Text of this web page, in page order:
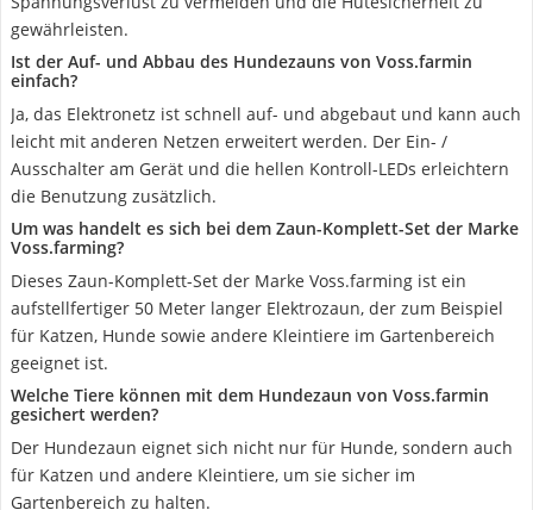
gewährleisten.
Ist der Auf- und Abbau des Hundezauns von Voss.farmin
einfach?
Ja, das Elektronetz ist schnell auf- und abgebaut und kann auch
leicht mit anderen Netzen erweitert werden. Der Ein- /
Ausschalter am Gerät und die hellen Kontroll-LEDs erleichtern
die Benutzung zusätzlich.
Um was handelt es sich bei dem Zaun-Komplett-Set der Marke
Voss.farming?
Dieses Zaun-Komplett-Set der Marke Voss.farming ist ein
aufstellfertiger 50 Meter langer Elektrozaun, der zum Beispiel
für Katzen, Hunde sowie andere Kleintiere im Gartenbereich
geeignet ist.
Welche Tiere können mit dem Hundezaun von Voss.farmin
gesichert werden?
Der Hundezaun eignet sich nicht nur für Hunde, sondern auch
für Katzen und andere Kleintiere, um sie sicher im
Gartenbereich zu halten.